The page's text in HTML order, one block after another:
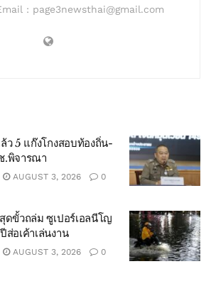
: page3newsthai@gmail.com
ว 5 แก๊งโกงสอบท้องถิ่น-
.พิจารณา
AUGUST 3, 2026
0
ดขั้วถล่ม ซูเปอร์เอลนีโญ
ส่อเค้าเล่นงาน
AUGUST 3, 2026
0